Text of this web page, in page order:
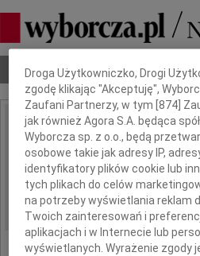
Nekrologi Odeszli Poradnik
IMIĘ I NAZWISKO: Jan
REGION: Gdańsk
DATA EMISJI: 10.12.2016
Dbamy o Twoją prywatność
Droga Użytkowniczko, Drogi
zgodę klikając "Akceptuję",
Zaufani Partnerzy, w tym [874]
jak również Agora S.A. będąca
Wyborcza sp. z o.o., będą
osobowe takie jak adresy IP,
identyfikatory plików cookie lub
tych plikach do celów
na potrzeby wyświetlania reklam
Twoich zainteresowań i
aplikacjach i w Internecie lub
wyświetlanych. Wyrażenie zgody